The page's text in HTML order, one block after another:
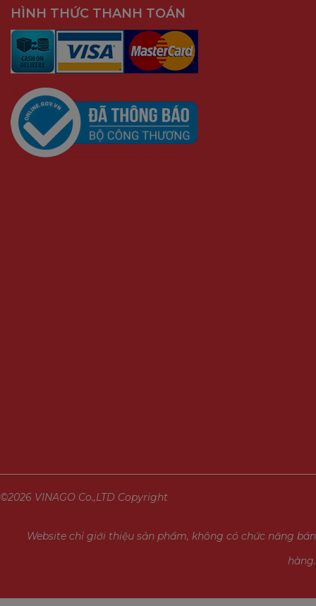
HÌNH THỨC THANH TOÁN
©2026 VINAGO Co.,LTD Copyright
Website chỉ giới thiệu sản phẩm, không có chức năng bán
hàng.